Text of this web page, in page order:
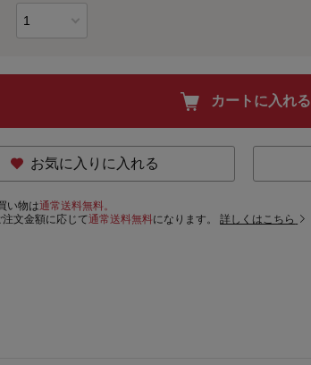
カートに入れる
お気に入りに入れる
い物は通常送料無料。
文金額に応じて通常送料無料になります。詳しくはこちら